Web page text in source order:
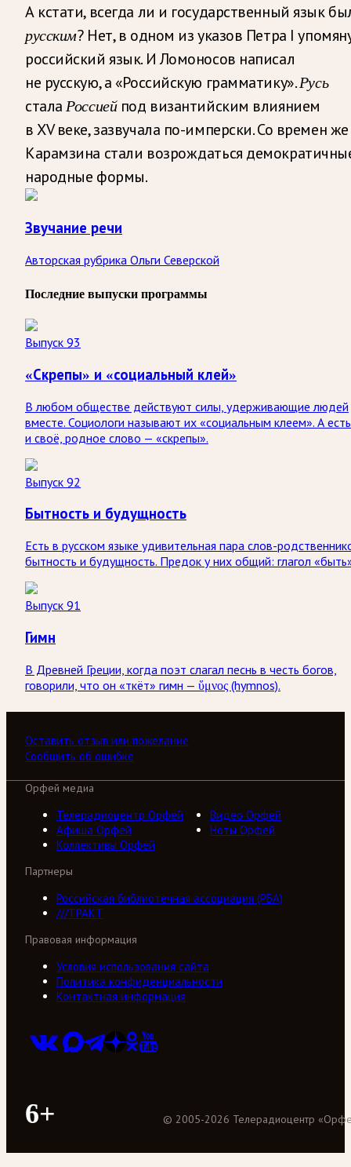
А кстати, всегда ли и государственный язык
русским? Нет, в одном из указов Петра I
российский язык. И Ломоносов написал
не русскую, а «Российскую грамматику».Русь
сталаРоссиейпод византийским влиянием
в XV веке, зазвучала по-имперски. Со времен же
Карамзина стали возрождаться
народные формы.
Звучание речи
Авторская рубрика Ольги Северской
Последние выпуски программы
Выпуск 93
«Скрепы» и «социальный клей»
В любом обществе действуют силы, удерживающие людей
вместе. Социологи называют их «социальным клеем». А есть
и своё, родное слово — «скрепы».
Выпуск 92
Бытность и будущность
Есть в русском языке удивительная пара слов-
бытность и будущность. Предок у них общий: глагол
Выпуск 91
Гимн
В Древней Греции, когда поэт слагал песнь в честь богов,
говорили, что он «ткёт» гимн — ὕμνος (hymnos).
Оставить отзыв или пожелание
Сообщить об ошибке
Орфей медиа
Телерадиоцентр Орфей
Видео Орфей
Афиша Орфей
Ноты Орфей
Коллективы Орфей
Партнеры
Российская библиотечная ассоциация (РБА)
///ТРАКТ
Правовая информация
Условия использования сайта
Политика конфиденциальности
Контактная информация
6+ © 2005-2026 Телерадиоцентр